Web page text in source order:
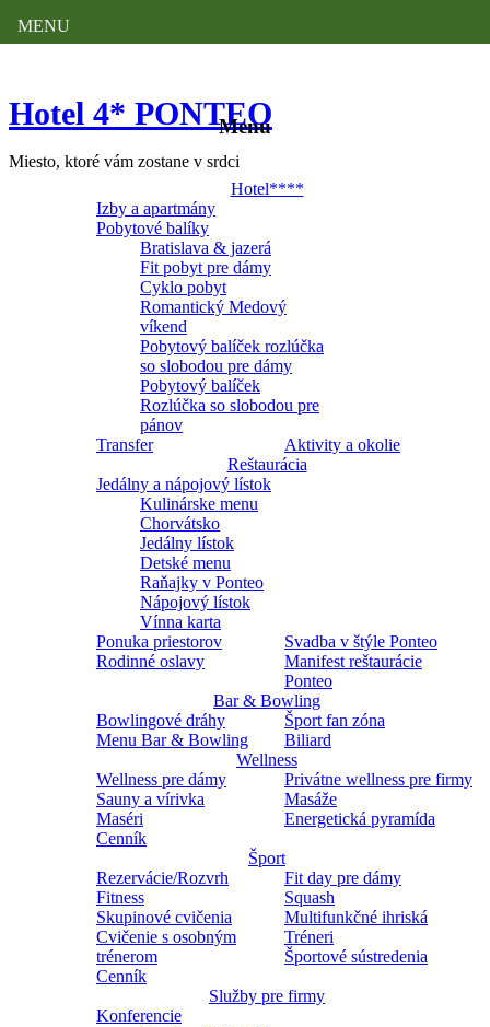
Hotel 4* PONTEO
Miesto, ktoré vám zostane v srdci
Menu
Hotel****
Izby a apartmány
Pobytové balíky
Bratislava & jazerá
Fit pobyt pre dámy
Cyklo pobyt
Romantický Medový
víkend
Pobytový balíček rozlúčka
so slobodou pre dámy
Pobytový balíček
Rozlúčka so slobodou pre
pánov
Transfer
Aktivity a okolie
Reštaurácia
Jedálny a nápojový lístok
Kulinárske menu
Chorvátsko
Jedálny lístok
Detské menu
Raňajky v Ponteo
Nápojový lístok
Vínna karta
Ponuka priestorov
Svadba v štýle Ponteo
Rodinné oslavy
Manifest reštaurácie
Ponteo
Bar & Bowling
Bowlingové dráhy
Šport fan zóna
Menu Bar & Bowling
Biliard
Wellness
Wellness pre dámy
Privátne wellness pre firmy
Sauny a vírivka
Masáže
Maséri
Energetická pyramída
Cenník
Šport
Rezervácie/Rozvrh
Fit day pre dámy
Fitness
Squash
Skupinové cvičenia
Multifunkčné ihriská
Cvičenie s osobným
trénerom
Tréneri
Športové sústredenia
Cenník
Služby pre firmy
Konferencie
MENU